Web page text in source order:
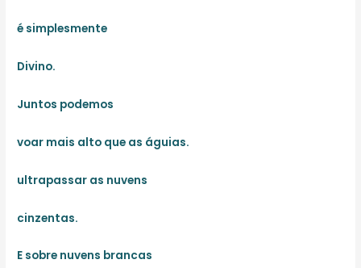
é simplesmente
Divino.
Juntos podemos
voar mais alto que as águias.
ultrapassar as nuvens
cinzentas.
E sobre nuvens brancas